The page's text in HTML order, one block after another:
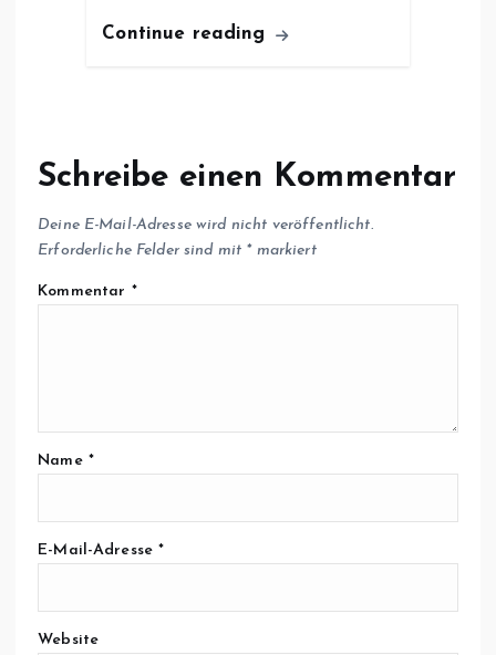
Continue reading
Schreibe einen Kommentar
Deine E-Mail-Adresse wird nicht veröffentlicht.
Erforderliche Felder sind mit *markiert
Kommentar *
Name *
E-Mail-Adresse*
Website